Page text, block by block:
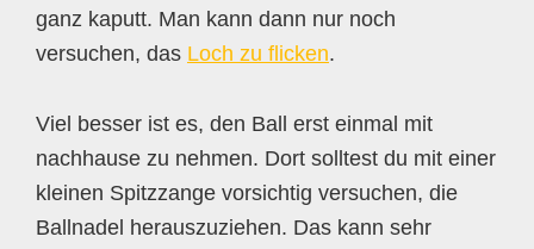
ganz kaputt. Man kann dann nur noch
versuchen, das Loch zu flicken.
Viel besser ist es, den Ball erst einmal mit
nachhause zu nehmen. Dort solltest du mit einer
kleinen Spitzzange vorsichtig versuchen, die
Ballnadel herauszuziehen. Das kann sehr